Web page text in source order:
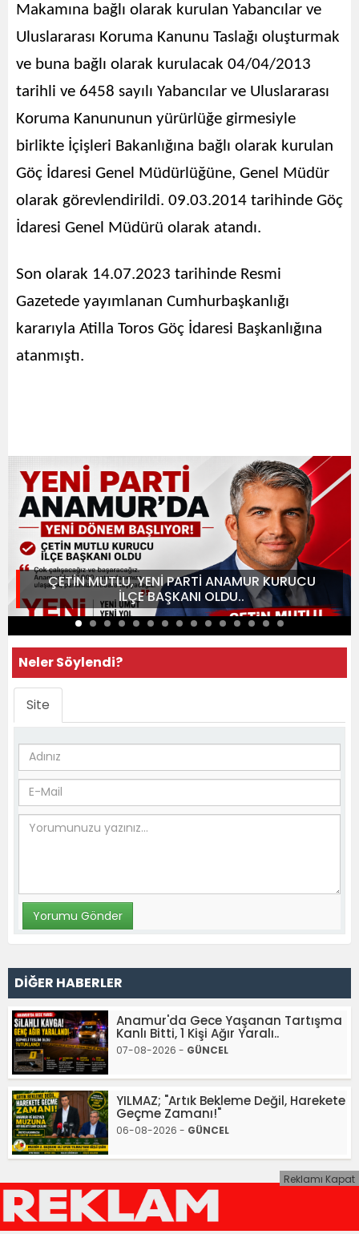
Makamına bağlı olarak kurulan Yabancılar ve
Uluslararası Koruma Kanunu Taslağı oluşturmak
ve buna bağlı olarak kurulacak 04/04/2013
tarihli ve 6458 sayılı Yabancılar ve Uluslararası
Koruma Kanununun yürürlüğe girmesiyle
birlikte İçişleri Bakanlığına bağlı olarak kurulan
Göç İdaresi Genel Müdürlüğüne, Genel Müdür
olarak görevlendirildi. 09.03.2014 tarihinde Göç
İdaresi Genel Müdürü olarak atandı.
Son olarak 14.07.2023 tarihinde Resmi
Gazetede yayımlanan Cumhurbaşkanlığı
kararıyla Atilla Toros Göç İdaresi Başkanlığına
atanmıştı.
ÇETİN MUTLU, YENİ PARTİ ANAMUR KURUCU
İLÇE BAŞKANI OLDU..
Neler Söylendi?
Site
DİĞER HABERLER
Anamur'da Gece Yaşanan Tartışma
Kanlı Bitti, 1 Kişi Ağır Yaralı..
07-08-2026 - GÜNCEL
YILMAZ; "Artık Bekleme Değil, Harekete
Geçme Zamanı!"
06-08-2026 - GÜNCEL
Reklamı Kapat